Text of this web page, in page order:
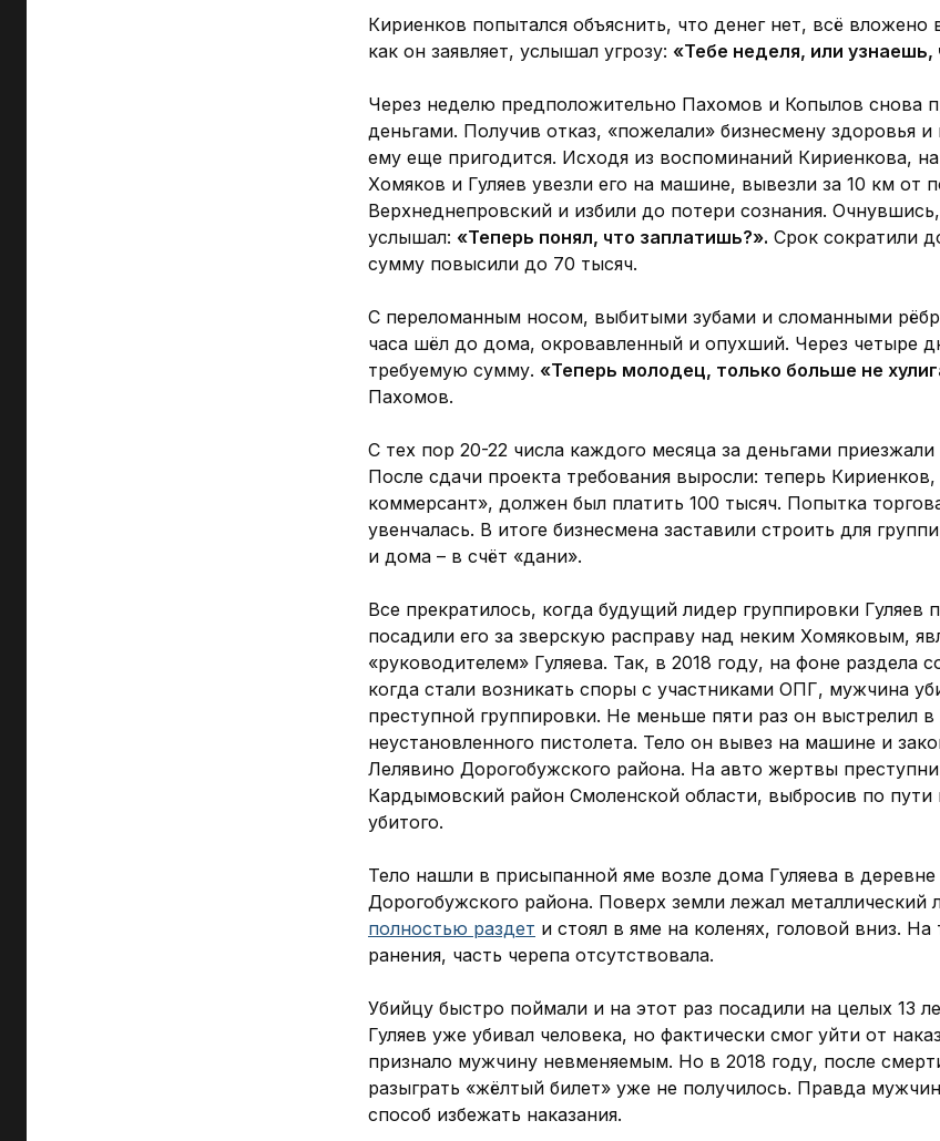
Кириенков попытался объяснить, что денег нет, всё вложено
как он заявляет, услышал угрозу: «Тебе неделя, или узнаешь,
Через неделю предположительно Пахомов и Копылов снова
деньгами. Получив отказ, «пожелали» бизнесмену здоровья и
ему еще пригодится. Исходя из воспоминаний Кириенкова,
Хомяков и Гуляев увезли его на машине, вывезли за 10 км от
Верхнеднепровский и избили до потери сознания.
услышал: «Теперь понял, что заплатишь?». Срок сократили
сумму повысили до 70 тысяч.
С переломанным носом, выбитыми зубами и сломанными
часа шёл до дома, окровавленный и опухший. Через четыре
требуемую сумму. «Теперь молодец, только больше не
Пахомов.
С тех пор 20-22 числа каждого месяца за деньгами приезжали
После сдачи проекта требования выросли: теперь
коммерсант», должен был платить 100 тысяч. Попытка
увенчалась. В итоге бизнесмена заставили строить для
и дома – в счёт «дани».
Все прекратилось, когда будущий лидер группировки Гуляев
посадили его за зверскую расправу над неким Хомяковым,
«руководителем» Гуляева. Так, в 2018 году, на фоне раздела
когда стали возникать споры с участниками ОПГ, мужчина
преступной группировки. Не меньше пяти раз он выстрелил в
неустановленного пистолета. Тело он вывез на машине и
Лелявино Дорогобужского района. На авто жертвы
Кардымовский район Смоленской области, выбросив по
убитого.
Тело нашли в присыпанной яме возле дома Гуляева в
Дорогобужского района. Поверх земли лежал металлический
полностью раздет и стоял в яме на коленях, головой вниз. На
ранения, часть черепа отсутствовала.
Убийцу быстро поймали и на этот раз посадили на целых 13
Гуляев уже убивал человека, но фактически смог уйти от
признало мужчину невменяемым. Но в 2018 году, после
разыграть «жёлтый билет» уже не получилось. Правда
способ избежать наказания.